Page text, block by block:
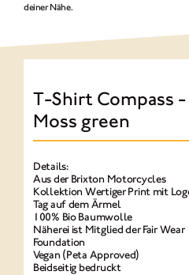
FINDE
deiner Nähe.
T-Shirt Compass -
Moss green
Details:
Aus der Brixton Motorcycles
Kollektion Wertiger Print mit
Tag auf dem Ärmel
100% Bio Baumwolle
Näherei ist Mitglied der Fair Wear
Foundation
Vegan (Peta Approved)
Beidseitig bedruckt